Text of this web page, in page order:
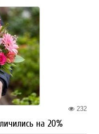
232
на 20%